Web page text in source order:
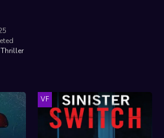
Thriller
VF